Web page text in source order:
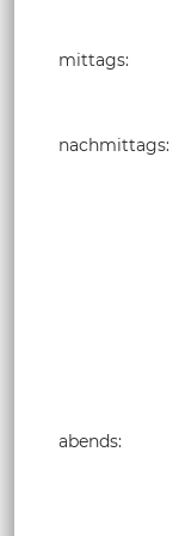
mittags:
nachmittags:
abends: